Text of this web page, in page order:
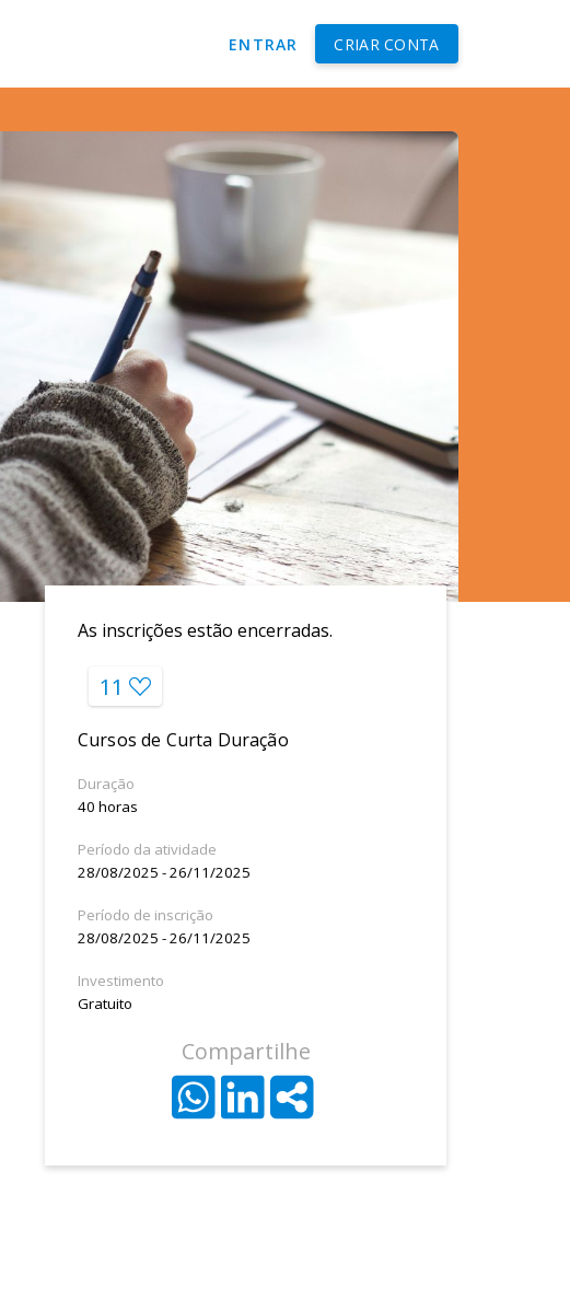
ENTRAR CRIAR CONTA
As inscrições estão encerradas.
11
Cursos de Curta Duração
Duração
40 horas
Período da atividade
28/08/2025 - 26/11/2025
Período de inscrição
28/08/2025 - 26/11/2025
Investimento
Gratuito
Compartilhe